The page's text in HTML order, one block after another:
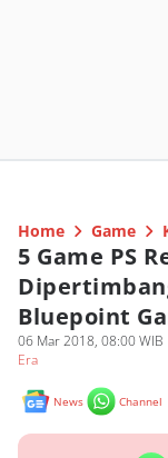
Home Game
5 Game PS
Bluepoint
06 Mar 2018, 08:00 WIB
Era
News Channel